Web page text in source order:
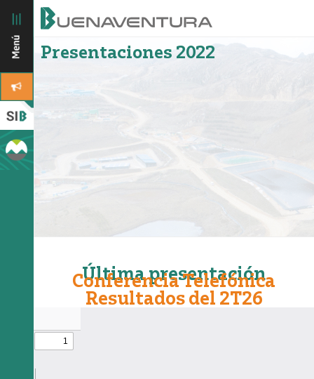
Presentaciones 2022
Última presentación
Conferencia Telefónica
Resultados del 2T26